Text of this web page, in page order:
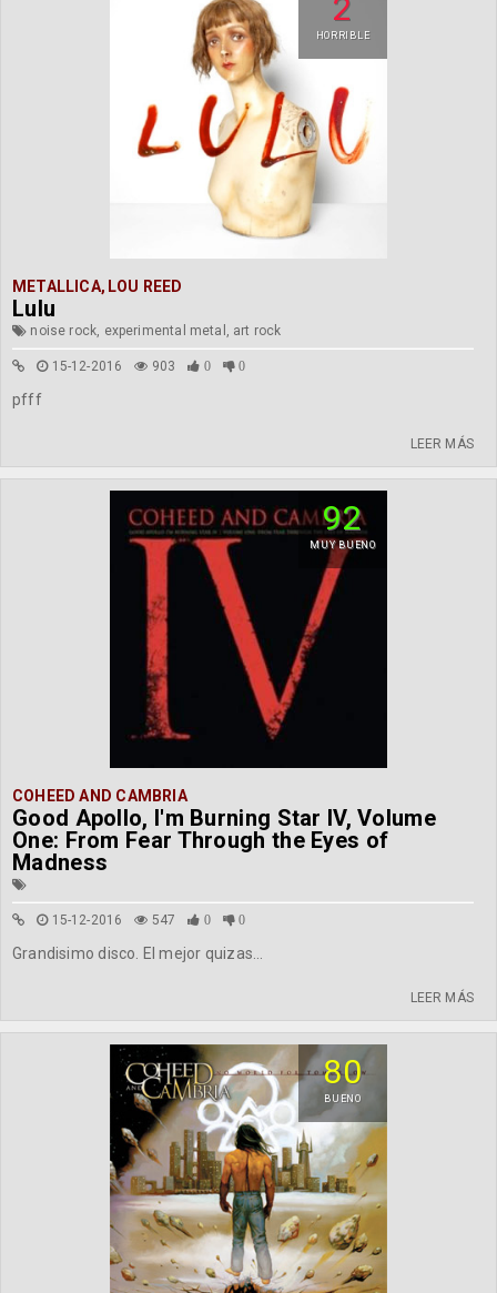
2
HORRIBLE
METALLICA, LOU REED
Lulu
noise rock, experimental metal, art rock
15-12-2016 903 0 0
pfff
LEER MÁS
92
MUY BUENO
COHEED AND CAMBRIA
Good Apollo, I'm Burning Star IV, Volume
One: From Fear Through the Eyes of
Madness
15-12-2016 547 0 0
Grandisimo disco. El mejor quizas...
LEER MÁS
80
BUENO